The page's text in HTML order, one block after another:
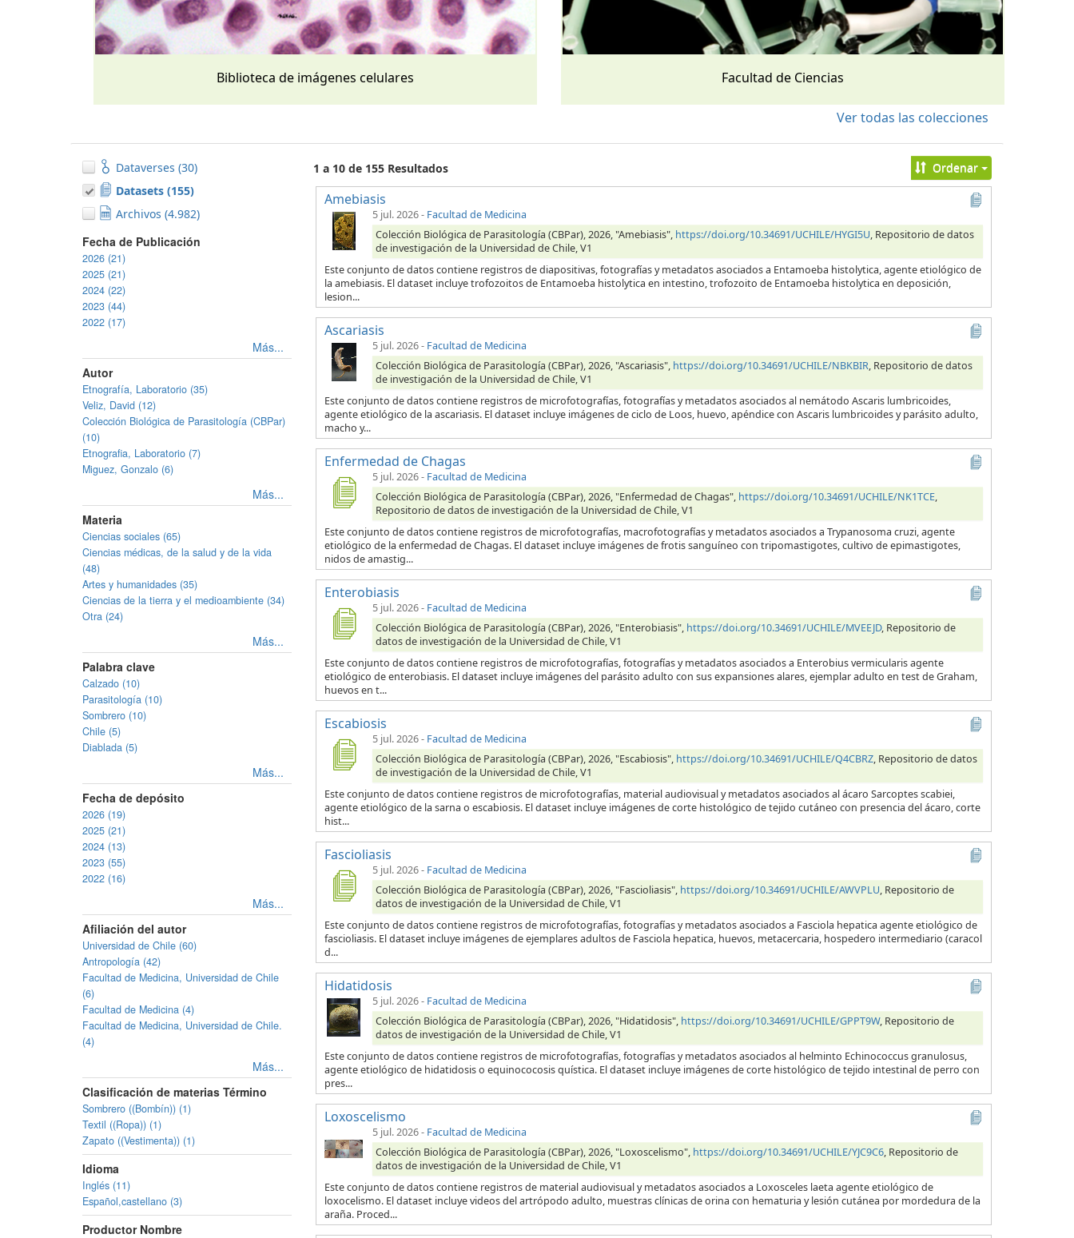
Biblioteca de imágenes celulares Facultad de Ciencias
Ver todas las colecciones
Dataverses (30)
Datasets (155)
Archivos (4.982)
Fecha de Publicación
2026 (21)
2025 (21)
2024 (22)
2023 (44)
2022 (17)
Más...
Autor
Etnografía, Laboratorio (35)
Veliz, David (12)
Colección Biológica de Parasitología (CBPar)
(10)
Etnografia, Laboratorio (7)
Miguez, Gonzalo (6)
Más...
Materia
Ciencias sociales (65)
Ciencias médicas, de la salud y de la vida
(48)
Artes y humanidades (35)
Ciencias de la tierra y el medioambiente (34)
Otra (24)
Más...
Palabra clave
Calzado (10)
Parasitología (10)
Sombrero (10)
Chile (5)
Diablada (5)
Más...
Fecha de depósito
2026 (19)
2025 (21)
2024 (13)
2023 (55)
2022 (16)
Más...
Afiliación del autor
Universidad de Chile (60)
Antropología (42)
Facultad de Medicina, Universidad de Chile
(6)
Facultad de Medicina (4)
Facultad de Medicina, Universidad de Chile.
(4)
Más...
Clasificación de materias Término
Sombrero ((Bombín)) (1)
Textil ((Ropa)) (1)
Zapato ((Vestimenta)) (1)
Idioma
Inglés (11)
Español,castellano (3)
Productor Nombre
1 a 10 de 155 Resultados Ordenar
Amebiasis
5 jul. 2026- Facultad de Medicina
Colección Biológica de Parasitología (CBPar), 2026, "Amebiasis", https://doi.org/10.34691/UCHILE/HYGI5U, Repositorio de datos
de investigación de la Universidad de Chile, V1
Este conjunto de datos contiene registros de diapositivas, fotografías y metadatos asociados a Entamoeba histolytica, agente etiológico de
la amebiasis. El dataset incluye trofozoitos de Entamoeba histolytica en intestino, trofozoito de Entamoeba histolytica en deposición,
lesion...
Ascariasis
5 jul. 2026- Facultad de Medicina
Colección Biológica de Parasitología (CBPar), 2026, "Ascariasis", https://doi.org/10.34691/UCHILE/NBKBIR, Repositorio de datos
de investigación de la Universidad de Chile, V1
Este conjunto de datos contiene registros de microfotografías, fotografías y metadatos asociados al nemátodo Ascaris lumbricoides,
agente etiológico de la ascariasis. El dataset incluye imágenes de ciclo de Loos, huevo, apéndice con Ascaris lumbricoides y parásito adulto,
macho y...
Enfermedad de Chagas
5 jul. 2026- Facultad de Medicina
Colección Biológica de Parasitología (CBPar), 2026, "Enfermedad de Chagas", https://doi.org/10.34691/UCHILE/NK1TCE,
Repositorio de datos de investigación de la Universidad de Chile, V1
Este conjunto de datos contiene registros de microfotografías, macrofotografías y metadatos asociados a Trypanosoma cruzi, agente
etiológico de la enfermedad de Chagas. El dataset incluye imágenes de frotis sanguíneo con tripomastigotes, cultivo de epimastigotes,
nidos de amastig...
Enterobiasis
5 jul. 2026- Facultad de Medicina
Colección Biológica de Parasitología (CBPar), 2026, "Enterobiasis", https://doi.org/10.34691/UCHILE/MVEEJD, Repositorio de
datos de investigación de la Universidad de Chile, V1
Este conjunto de datos contiene registros de microfotografías, fotografías y metadatos asociados a Enterobius vermicularis agente
etiológico de enterobiasis. El dataset incluye imágenes del parásito adulto con sus expansiones alares, ejemplar adulto en test de Graham,
huevos en t...
Escabiosis
5 jul. 2026- Facultad de Medicina
Colección Biológica de Parasitología (CBPar), 2026, "Escabiosis", https://doi.org/10.34691/UCHILE/Q4CBRZ, Repositorio de datos
de investigación de la Universidad de Chile, V1
Este conjunto de datos contiene registros de microfotografías, material audiovisual y metadatos asociados al ácaro Sarcoptes scabiei,
agente etiológico de la sarna o escabiosis. El dataset incluye imágenes de corte histológico de tejido cutáneo con presencia del ácaro, corte
hist...
Fascioliasis
5 jul. 2026- Facultad de Medicina
Colección Biológica de Parasitología (CBPar), 2026, "Fascioliasis", https://doi.org/10.34691/UCHILE/AWVPLU, Repositorio de
datos de investigación de la Universidad de Chile, V1
Este conjunto de datos contiene registros de microfotografías, fotografías y metadatos asociados a Fasciola hepatica agente etiológico de
fascioliasis. El dataset incluye imágenes de ejemplares adultos de Fasciola hepatica, huevos, metacercaria, hospedero intermediario (caracol
d...
Hidatidosis
5 jul. 2026- Facultad de Medicina
Colección Biológica de Parasitología (CBPar), 2026, "Hidatidosis", https://doi.org/10.34691/UCHILE/GPPT9W, Repositorio de
datos de investigación de la Universidad de Chile, V1
Este conjunto de datos contiene registros de microfotografías, fotografías y metadatos asociados al helminto Echinococcus granulosus,
agente etiológico de hidatidosis o equinococosis quística. El dataset incluye imágenes de corte histológico de tejido intestinal de perro con
pres...
Loxoscelismo
5 jul. 2026- Facultad de Medicina
Colección Biológica de Parasitología (CBPar), 2026, "Loxoscelismo", https://doi.org/10.34691/UCHILE/YJC9C6, Repositorio de
datos de investigación de la Universidad de Chile, V1
Este conjunto de datos contiene registros de material audiovisual y metadatos asociados a Loxosceles laeta agente etiológico de
loxocelismo. El dataset incluye videos del artrópodo adulto, muestras clínicas de orina con hematuria y lesión cutánea por mordedura de la
araña. Proced...